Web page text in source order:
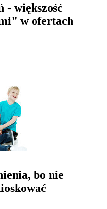
- większość
w ofertach
bo nie